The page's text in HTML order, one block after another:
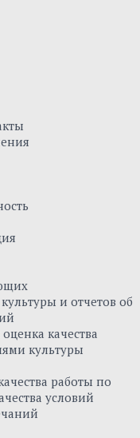
и отчетов об
качества
культуры
работы по
условий